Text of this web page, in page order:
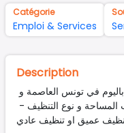
Catégorie
Emploi & Services
Description
في تونس العاصمة و
من 50 دينار حسب المساحة و نوع التنظيف -
عميق او تنظيف عادي